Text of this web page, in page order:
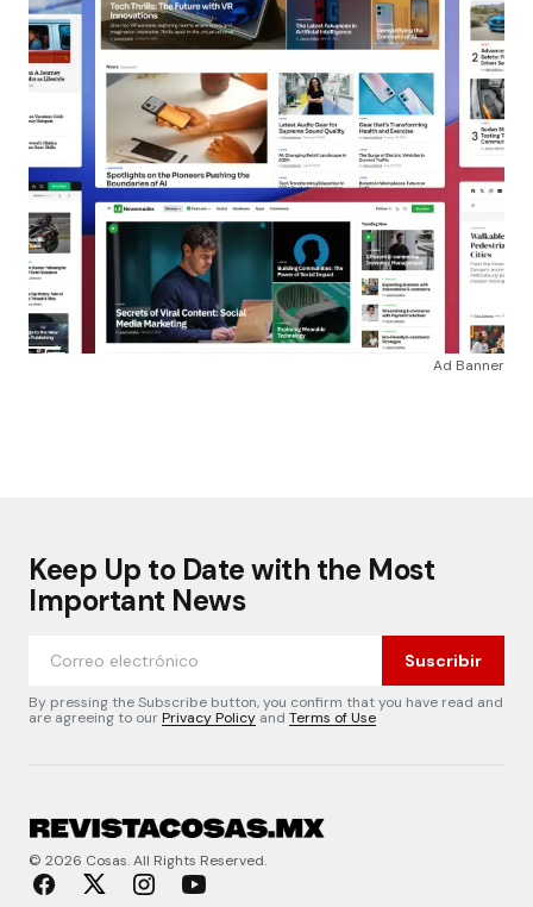
Ad Banner
Keep Up to Date with the Most
Important News
Suscribir
By pressing the Subscribe button, you confirm that you have read and
are agreeing to ourPrivacy Policy and Terms of Use
© 2026 Cosas. All Rights Reserved.